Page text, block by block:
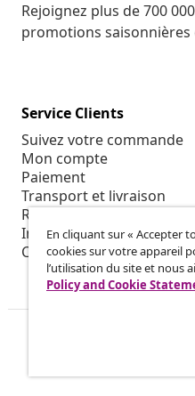
Rejoignez plus de 700
promotions saisonnières
Service Clients
Suivez votre commande
Mon compte
Paiement
Transport et livraison
Retour
Informations sur le
Commande
En cliquant sur « Accepter
cookies sur votre appareil
l’utilisation du site et nous
Policy and Cookie